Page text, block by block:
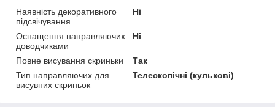
Наявність декоративного
підсвічування
Ні
Оснащення направляючих
доводчиками
Ні
Повне висування скриньки
Так
Тип направляючих для
висувних скриньок
Телескопічні (кулькові)